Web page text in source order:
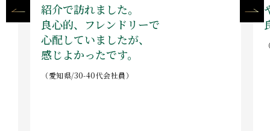
紹介で訪れました。
良心的、フレンドリーで
心配していましたが、
感じよかったです。
（愛知県/30-40代会社員）